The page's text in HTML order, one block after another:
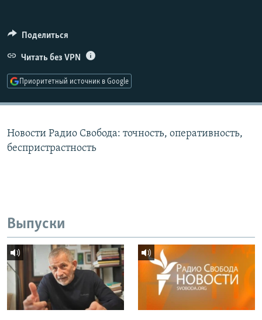
ПОДПИШИТЕСЬ НА РАССЫЛКУ
СОЦИАЛЬНЫЕ СЕТИ
Поделиться
Читать без VPN
Приоритетный источник в Google
Новости Радио Свобода: точность, оперативность,
беспристрастность
Выпуски